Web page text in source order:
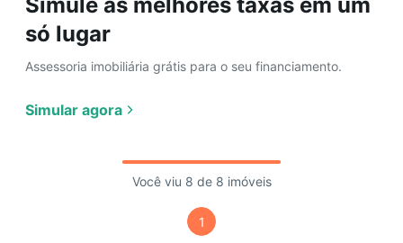
só lugar
Assessoria imobiliária grátis para o seu financiamento.
Simular agora
Você viu 8 de 8 imóveis
1